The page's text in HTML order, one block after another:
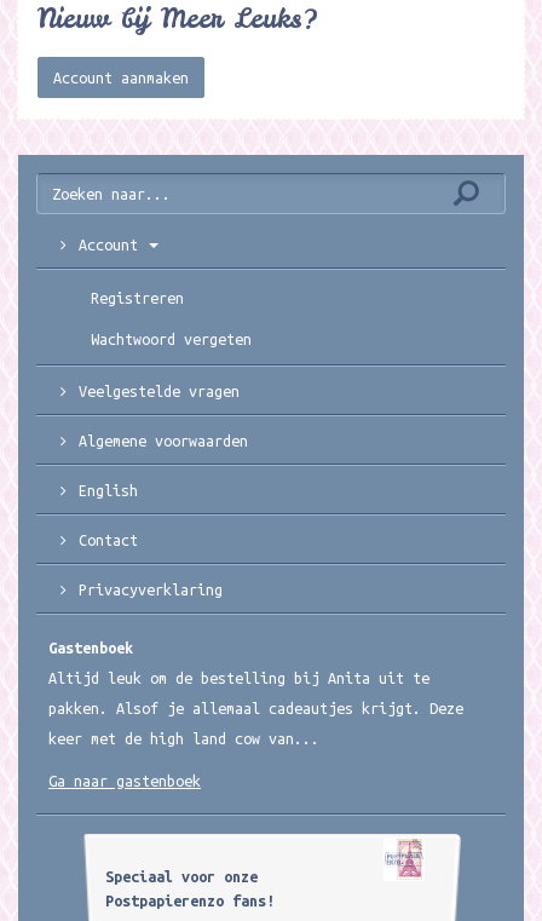
Nieuw bij Meer Leuks?
Account aanmaken
Account
Registreren
Wachtwoord vergeten
Veelgestelde vragen
Algemene voorwaarden
English
Contact
Privacyverklaring
Gastenboek
Altijd leuk om de bestelling bij Anita uit te
pakken. Alsof je allemaal cadeautjes krijgt. Deze
keer met de high land cow van...
Ga naar gastenboek
Speciaal voor onze
Postpapierenzo fans!